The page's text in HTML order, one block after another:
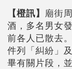
【橙訊】 廟街
酒，多名男女
前各人已散去
件列「糾紛」
畢有關片段，